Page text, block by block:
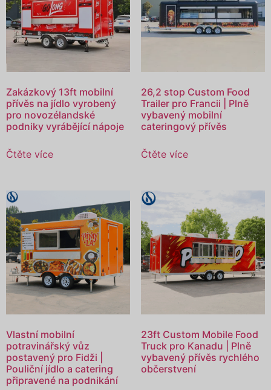
Zakázkový 13ft mobilní
přívěs na jídlo vyrobený
pro novozélandské
podniky vyrábějící nápoje
Čtěte více
26,2 stop Custom Food
Trailer pro Francii | Plně
vybavený mobilní
cateringový přívěs
Čtěte více
Vlastní mobilní
potravinářský vůz
postavený pro Fidži |
Pouliční jídlo a catering
připravené na podnikání
23ft Custom Mobile Food
Truck pro Kanadu | Plně
vybavený přívěs rychlého
občerstvení